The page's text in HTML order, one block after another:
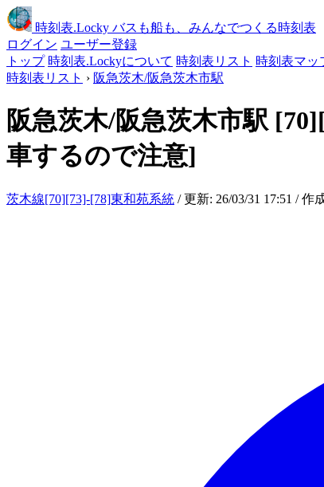
時刻表.Locky バスも船も、みんなでつくる時刻表
ログイン ユーザー登録
トップ 時刻表.Lockyについて 時刻表リスト 時刻表マッ
時刻表リスト › 阪急茨木/阪急茨木市駅
阪急茨木/阪急茨木市駅
車するので注意]
茨木線[70][73]-[78]東和苑系統 / 更新: 26/03/31 17:51 / 作